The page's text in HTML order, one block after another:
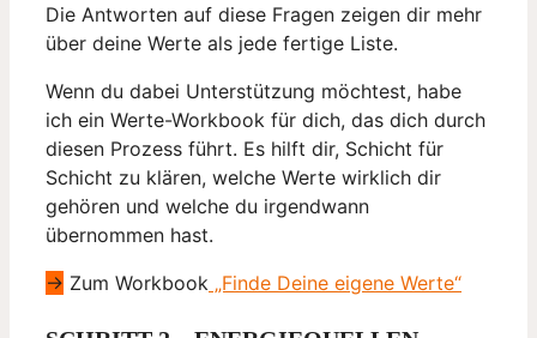
Die Antworten auf diese Fragen zeigen dir mehr
über deine Werte als jede fertige Liste.
Wenn du dabei Unterstützung möchtest, habe
ich ein Werte-Workbook für dich, das dich durch
diesen Prozess führt. Es hilft dir, Schicht für
Schicht zu klären, welche Werte wirklich dir
gehören und welche du irgendwann
übernommen hast.
→ Zum Workbook „Finde Deine eigene Werte“